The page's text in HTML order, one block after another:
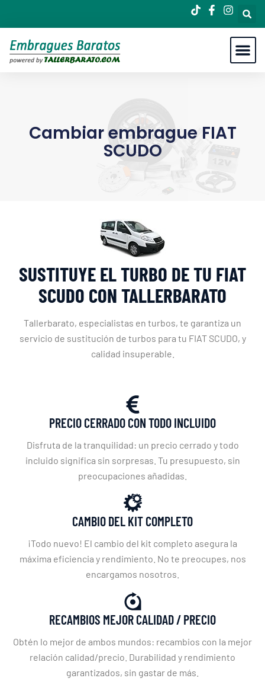
Cambiar embrague FIAT
SCUDO
SUSTITUYE EL TURBO DE TU FIAT
SCUDO CON TALLERBARATO
Tallerbarato, especialistas en turbos, te garantiza un
servicio de sustitución de turbos para tu FIAT SCUDO, y
calidad insuperable.
PRECIO CERRADO CON TODO INCLUIDO
Disfruta de la tranquilidad: un precio cerrado y todo
incluido significa sin sorpresas. Tu presupuesto, sin
preocupaciones añadidas.
CAMBIO DEL KIT COMPLETO
¡Todo nuevo! El cambio del kit completo asegura la
máxima eficiencia y rendimiento. No te preocupes, nos
encargamos nosotros.
RECAMBIOS MEJOR CALIDAD / PRECIO
Obtén lo mejor de ambos mundos: recambios con la mejor
relación calidad/precio. Durabilidad y rendimiento
garantizados, sin gastar de más.